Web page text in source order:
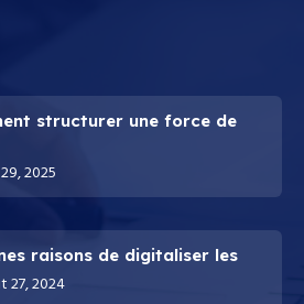
structurer une force de
2025
raisons de digitaliser les
27, 2024